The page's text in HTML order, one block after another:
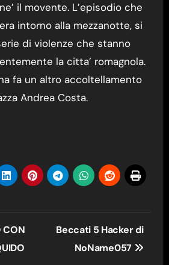
il movente. L’episodio che
intorno alla mezzanotte, si
di violenze che stanno
la citta’ romagnola.
fa un altro accoltellamento
Andrea Costa.
CON
Beccati 5 Hacker di
NoName057